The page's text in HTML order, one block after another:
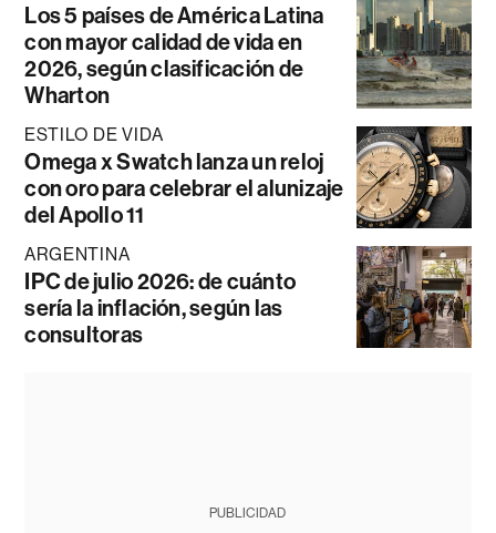
Los 5 países de América Latina
con mayor calidad de vida en
2026, según clasificación de
Wharton
ESTILO DE VIDA
Omega x Swatch lanza un reloj
con oro para celebrar el alunizaje
del Apollo 11
ARGENTINA
IPC de julio 2026: de cuánto
sería la inflación, según las
consultoras
PUBLICIDAD